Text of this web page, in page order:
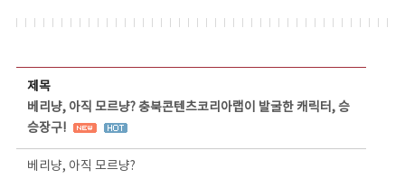
제목
베리냥, 아직 모르냥? 충북콘텐츠코리아랩이 발굴한 캐릭터, 승
승장구!
베리냥, 아직 모르냥?